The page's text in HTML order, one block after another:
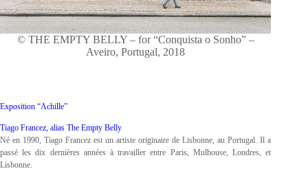
© THE EMPTY BELLY – for “Conquista o Sonho” –
Aveiro, Portugal, 2018
Exposition “Achille”
Tiago Francez, alias The Empty Belly
Né en 1990, Tiago Francez est un artiste originaire de Lisbonne, au Portugal. Il a
passé les dix dernières années à travailler entre Paris, Mulhouse, Londres, et
Lisbonne.